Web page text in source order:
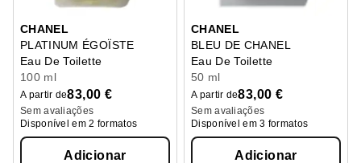
CHANEL
PLATINUM ÉGOÏSTE
Eau De Toilette
100 ml
A partir de83,00 €
Sem avaliações
Disponível em 2 formatos
Adicionar
CHANEL
BLEU DE CHANEL
Eau De Toilette
50 ml
A partir de83,00 €
Sem avaliações
Disponível em 3 formatos
Adicionar